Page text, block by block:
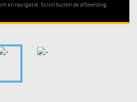
en navigatie. Scroll buiten de afbeelding.